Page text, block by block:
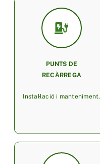
PUNTS DE
RECÀRREGA
Instal·lació i manteniment.